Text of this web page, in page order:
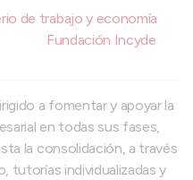
de trabajo y economía
Fundación Incyde
a fomentar y apoyar la
en todas sus fases,
la consolidación, a través
tutorías individualizadas y